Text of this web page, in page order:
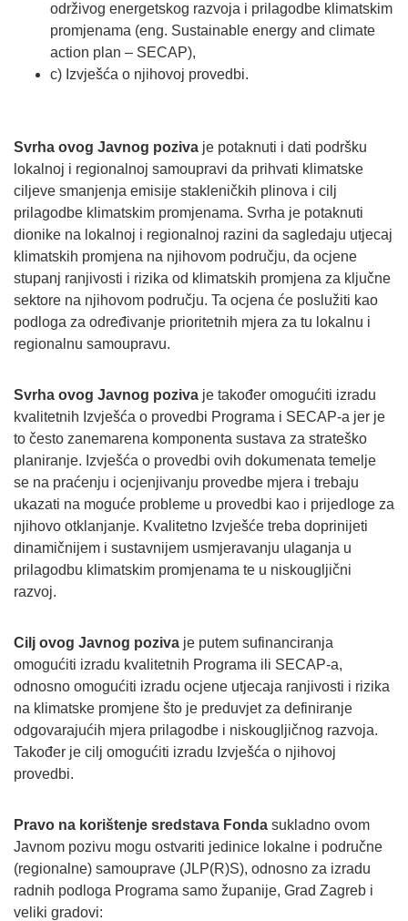
održivog energetskog razvoja i prilagodbe klimatskim
promjenama (eng. Sustainable energy and climate
action plan – SECAP),
c) Izvješća o njihovoj provedbi.
Svrha ovog Javnog poziva je potaknuti i dati podršku
lokalnoj i regionalnoj samoupravi da prihvati klimatske
ciljeve smanjenja emisije stakleničkih plinova i cilj
prilagodbe klimatskim promjenama. Svrha je potaknuti
dionike na lokalnoj i regionalnoj razini da sagledaju utjecaj
klimatskih promjena na njihovom području, da ocjene
stupanj ranjivosti i rizika od klimatskih promjena za ključne
sektore na njihovom području. Ta ocjena će poslužiti kao
podloga za određivanje prioritetnih mjera za tu lokalnu i
regionalnu samoupravu.
Svrha ovog Javnog poziva je također omogućiti izradu
kvalitetnih Izvješća o provedbi Programa i SECAP-a jer je
to često zanemarena komponenta sustava za strateško
planiranje. Izvješća o provedbi ovih dokumenata temelje
se na praćenju i ocjenjivanju provedbe mjera i trebaju
ukazati na moguće probleme u provedbi kao i prijedloge za
njihovo otklanjanje. Kvalitetno Izvješće treba doprinijeti
dinamičnijem i sustavnijem usmjeravanju ulaganja u
prilagodbu klimatskim promjenama te u niskougljični
razvoj.
Cilj ovog Javnog poziva je putem sufinanciranja
omogućiti izradu kvalitetnih Programa ili SECAP-a,
odnosno omogućiti izradu ocjene utjecaja ranjivosti i rizika
na klimatske promjene što je preduvjet za definiranje
odgovarajućih mjera prilagodbe i niskougljičnog razvoja.
Također je cilj omogućiti izradu Izvješća o njihovoj
provedbi.
Pravo na korištenje sredstava Fonda sukladno ovom
Javnom pozivu mogu ostvariti jedinice lokalne i područne
(regionalne) samouprave (JLP(R)S), odnosno za izradu
radnih podloga Programa samo županije, Grad Zagreb i
veliki gradovi: